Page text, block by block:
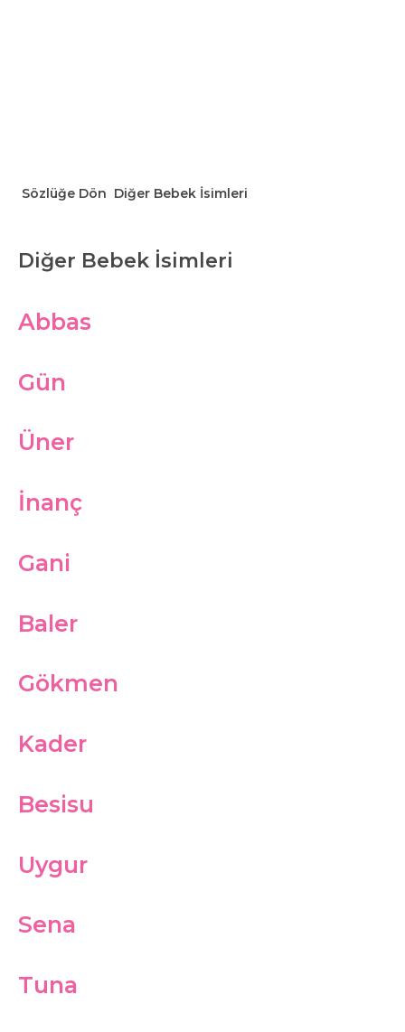
Sözlüğe Dön Diğer Bebek İsimleri
Diğer Bebek İsimleri
Abbas
Gün
Üner
İnanç
Gani
Baler
Gökmen
Kader
Besisu
Uygur
Sena
Tuna